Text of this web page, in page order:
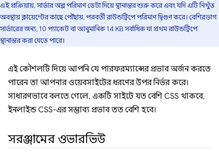
এই প্রক্রিয়ায়, সার্ভার অল্প পরিমাণ ডেটা দিয়ে স্থানান্তর শুরু করে এবং যদি এটি নিখুঁত
অবস্থায় ক্লায়েন্টের কাছে পৌঁছায়, পরবর্তী রাউন্ডট্রিপে পরিমাণ দ্বিগুণ করে। বেশিরভাগ
সার্ভারের জন্য, 10 প্যাকেট বা আনুমানিক 14 KB সর্বাধিক যা প্রথম রাউন্ডট্রিপে
স্থানান্তর করা যেতে পারে।
এই কৌশলটি দিয়ে আপনি যে পারফরম্যান্সের প্রভাব অর্জন করতে
পারেন তা আপনার ওয়েবসাইটের ধরণের উপর নির্ভর করে।
সাধারণভাবে বলতে গেলে, একটি সাইটে যত বেশি CSS থাকবে,
ইনলাইন্ড CSS-এর সম্ভাব্য প্রভাব তত বেশি হবে।
সরঞ্জামের ওভারভিউ